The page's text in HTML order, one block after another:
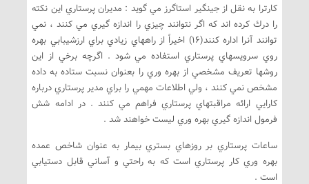
كارترا به نقل از جينگير استاگرز مي گويد : مديران پرستاري اين نكته
را درك كرده اند كه اگر نتوانند چيزي را اندازه گيري مي كنند ، نمي
توانند آنرا اداره كنند(16) اخيراً از راههاي زيادي براي ارزشيبابي بهره
روي سرويسهاي پرستاري استفاده مي شود . اگرچه برخي از اين
روشها تعريف مشخصي از بهره وري را بعنوان نسبت ستاده به داده
مشخص نمي كنند ، ولي اطلاعات مهمي را براي مدير پرستاري درباره
كارايي ارائه مراقبتهاي پرستاري فراهم مي كنند . در ادامه شش
فرمول اندازه گيري بهره وري ليست خواهند شد .
ساعات پرستاري بر روزهاي بستري بيمار به عنوان شاخص عمده
بهره وري كار پرستاري است كه به راحتي و آساني قابل دستيابي
است .